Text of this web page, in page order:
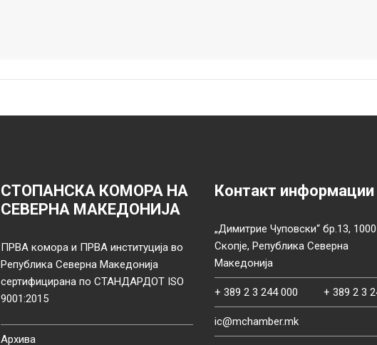
СТОПАНСКА КОМОРА НА
СЕВЕРНА МАКЕДОНИЈА
ПРВА комора и ПРВА институција во
Република Северна Македонија
сертифицирана по СТАНДАРДОТ ISO
9001:2015
Архива
Контакт информации
„Димитрие Чуповски“ бр.13, 1000
Скопје, Република Северна
Македонија
+ 389 2 3 244 000 + 389 2 3
ic@mchamber.mk